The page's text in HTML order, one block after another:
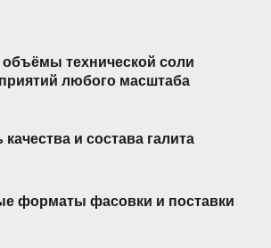
технической соли
любого масштаба
качества и состава галита
форматы фасовки и поставки